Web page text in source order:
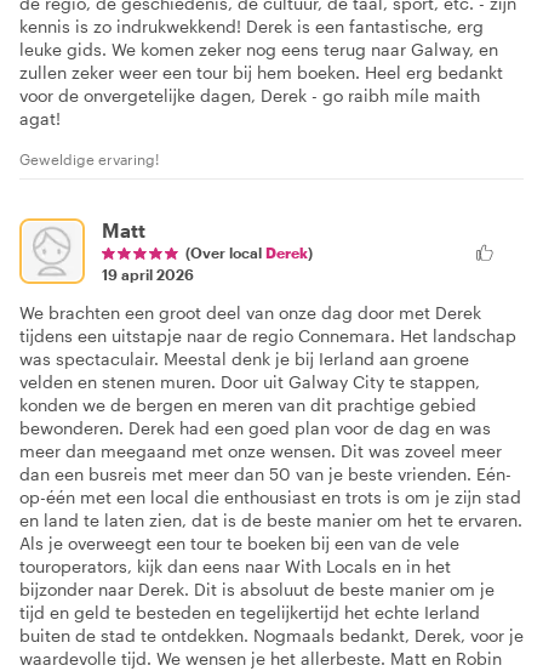
kennis is zo indrukwekkend! Derek is een fantastische, erg
leuke gids. We komen zeker nog eens terug naar Galway, en
zullen zeker weer een tour bij hem boeken. Heel erg bedankt
voor de onvergetelijke dagen, Derek - go raibh míle maith
agat!
Geweldige ervaring!
Matt
(Over local Derek)
19 april 2026
We brachten een groot deel van onze dag door met Derek
tijdens een uitstapje naar de regio Connemara. Het landschap
was spectaculair. Meestal denk je bij Ierland aan groene
velden en stenen muren. Door uit Galway City te stappen,
konden we de bergen en meren van dit prachtige gebied
bewonderen. Derek had een goed plan voor de dag en was
meer dan meegaand met onze wensen. Dit was zoveel meer
dan een busreis met meer dan 50 van je beste vrienden. Eén-
op-één met een local die enthousiast en trots is om je zijn stad
en land te laten zien, dat is de beste manier om het te ervaren.
Als je overweegt een tour te boeken bij een van de vele
touroperators, kijk dan eens naar With Locals en in het
bijzonder naar Derek. Dit is absoluut de beste manier om je
tijd en geld te besteden en tegelijkertijd het echte Ierland
buiten de stad te ontdekken. Nogmaals bedankt, Derek, voor je
waardevolle tijd. We wensen je het allerbeste. Matt en Robin